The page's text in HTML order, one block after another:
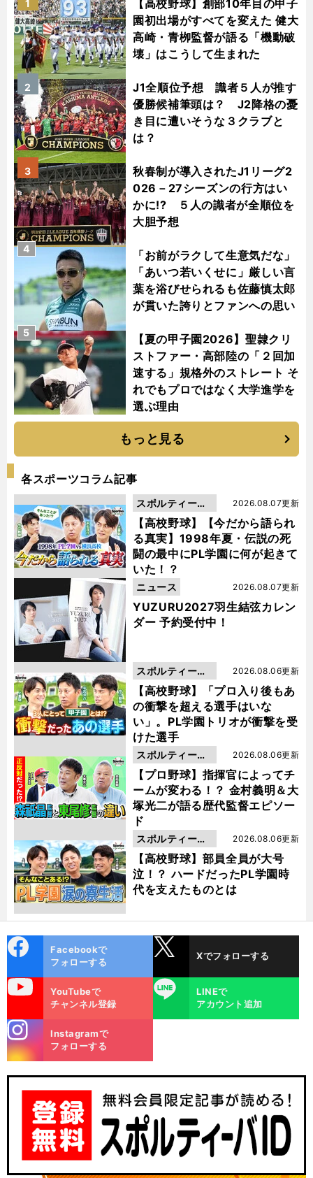
【高校野球】創部10年目の甲子
園初出場がすべてを変えた 健大
高崎・青栁監督が語る「機動破
壊」はこうして生まれた
1
J1全順位予想 識者５人が推す
優勝候補筆頭は？ J2降格の憂
き目に遭いそうな３クラブと
は？
2
秋春制が導入されたJ1リーグ2
026－27シーズンの行方はい
かに!? ５人の識者が全順位を
大胆予想
3
「お前がラクして生意気だな」
「あいつ若いくせに」厳しい言
葉を浴びせられるも佐藤慎太郎
が貫いた誇りとファンへの思い
4
【夏の甲子園2026】聖隷クリ
ストファー・高部陸の「２回加
速する」規格外のストレート そ
れでもプロではなく大学進学を
選ぶ理由
5
もっと見る
各スポーツコラム記事
【高校野球】【今だから語られ
る真実】1998年夏・伝説の死
闘の最中にPL学園に何が起きて
いた！？
2026.08.07更新
スポルティーバ
動画
YUZURU2027羽生結弦カレン
ダー 予約受付中！
2026.08.07更新
ニュース
【高校野球】「プロ入り後もあ
の衝撃を超える選手はいな
い」。PL学園トリオが衝撃を受
けた選手
2026.08.06更新
スポルティーバ
動画
【プロ野球】指揮官によってチ
ームが変わる！？ 金村義明＆大
塚光二が語る歴代監督エピソー
ド
2026.08.06更新
スポルティーバ
動画
【高校野球】部員全員が大号
泣！？ ハードだったPL学園時
代を支えたものとは
2026.08.06更新
スポルティーバ
動画
ok
Facebookで
フォローする
Xでフォローする
YouTubeで
チャンネル登録
LINE
LINEで
アカウント追加
m
Instagramで
フォローする